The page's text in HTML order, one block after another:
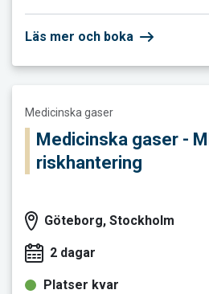
Läs mer och boka
Läs mer och boka Medicinska
Medicinska gaser
Medicinska gaser -
riskhantering
Göteborg, Stockholm
2 dagar
Platser kvar